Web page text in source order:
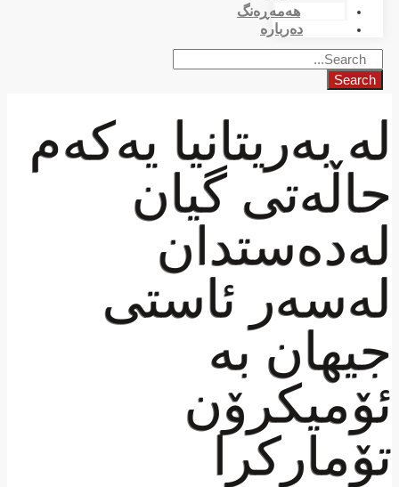
هەمەڕەنگ
دەربارە
Search
لە بەریتانیا یەکەم
حاڵەتی گیان
لەدەستدان
لەسەر ئاستی
جیهان بە
ئۆمیکرۆن
تۆمارکرا